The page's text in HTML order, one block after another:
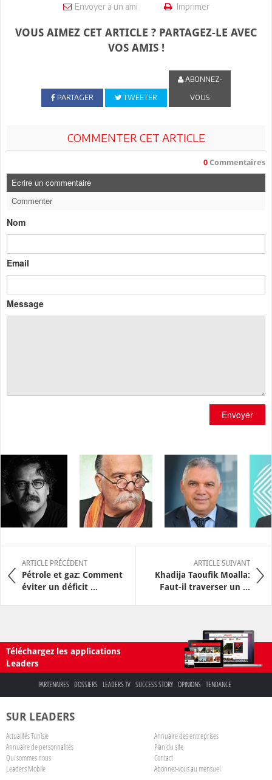
Envoyer à un ami Imprimer
VOUS AIMEZ CET ARTICLE ? PARTAGEZ-LE AVEC
VOS AMIS !
PARTAGER TWEETER
ABONNEZ-
VOUS
COMMENTER CET ARTICLE
0 Commentaires
Ecrire un commentaire
Commenter
Nom
Email
Message
Envoyer
ARTICLE PRÉCÉDENT
Pétrole et gaz: Comment
éviter un déficit ...
ARTICLE SUIVANT
Khadija Taoufik Moalla:
Faut-il traverser un ...
Téléchargez les applications
Leaders
PARTENAIRES DOSSIERS LEADERS TV SUCCESS STORY OPINIONS TENDANCE
SUR LEADERS
Actualités Tunisie
Annuaire des entreprises
Annuaire de personnalités
Plan du site
Qui sommes nous
Contact
Leaders Mobile
Abonnez-vous au mensuel